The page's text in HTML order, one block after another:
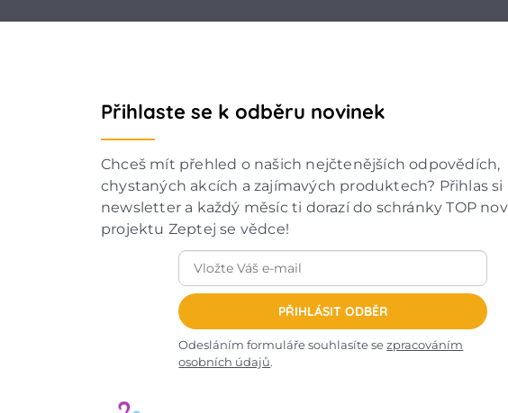
Přihlaste se k odběru novinek
Chceš mít přehled o našich nejčtenějších odpovědích,
chystaných akcích a zajímavých produktech? Přihlas si
newsletter a každý měsíc ti dorazí do schránky TOP
projektu Zeptej se vědce!
PŘIHLÁSIT ODBĚR
Odesláním formuláře souhlasíte sezpracováním
osobních údajů.